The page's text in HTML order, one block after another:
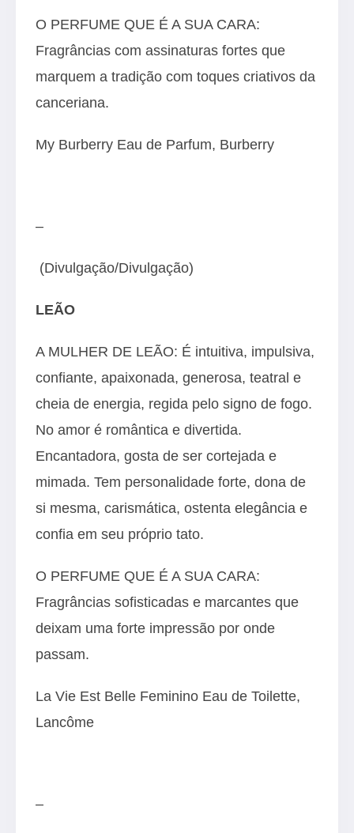
O PERFUME QUE É A SUA CARA:
Fragrâncias com assinaturas fortes que
marquem a tradição com toques criativos da
canceriana.
My Burberry Eau de Parfum, Burberry
–
(Divulgação/Divulgação)
LEÃO
A MULHER DE LEÃO: É intuitiva, impulsiva,
confiante, apaixonada, generosa, teatral e
cheia de energia, regida pelo signo de fogo.
No amor é romântica e divertida.
Encantadora, gosta de ser cortejada e
mimada. Tem personalidade forte, dona de
si mesma, carismática, ostenta elegância e
confia em seu próprio tato.
O PERFUME QUE É A SUA CARA:
Fragrâncias sofisticadas e marcantes que
deixam uma forte impressão por onde
passam.
La Vie Est Belle Feminino Eau de Toilette,
Lancôme
–